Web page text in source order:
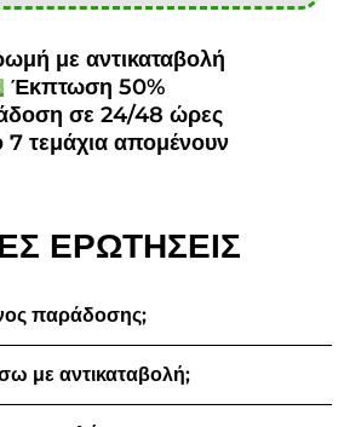
με αντικαταβολή
Έκπτωση 50%
σε 24/48 ώρες
τεμάχια απομένουν
ΕΡΩΤΗΣΕΙΣ
παράδοσης;
με αντικαταβολή;